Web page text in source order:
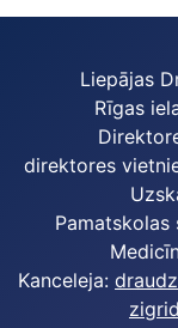
Liepājas
Rīgas
direktores
Kanceleja: